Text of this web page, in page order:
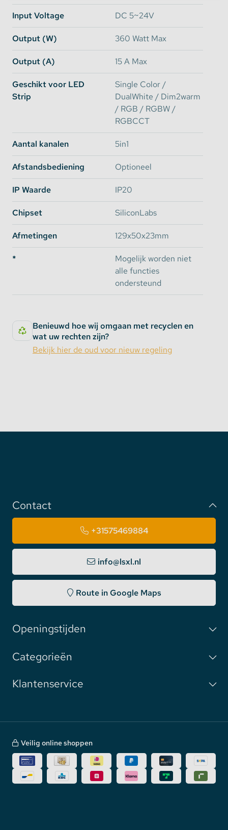
Input Voltage DC 5~24V
Output (W) 360 Watt Max
Output (A) 15 A Max
Geschikt voor LED
Strip
Single Color /
DualWhite / Dim2warm
/ RGB / RGBW /
RGBCCT
Aantal kanalen 5in1
Afstandsbediening Optioneel
IP Waarde IP20
Chipset SiliconLabs
Afmetingen 129x50x23mm
*
Mogelijk worden niet
alle functies
ondersteund
Benieuwd hoe wij omgaan met recyclen en
wat uw rechten zijn?
Bekijk hier de oud voor nieuw regeling
Contact
+31575469884
info@lsxl.nl
Route in Google Maps
Openingstijden
Categorieën
Klantenservice
Veilig online shoppen